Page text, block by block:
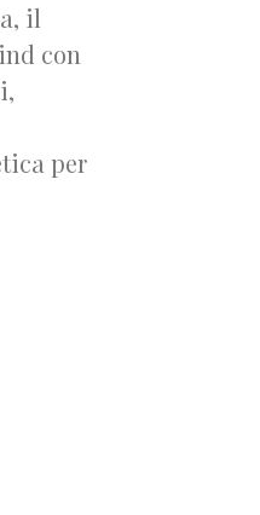
il
con
per